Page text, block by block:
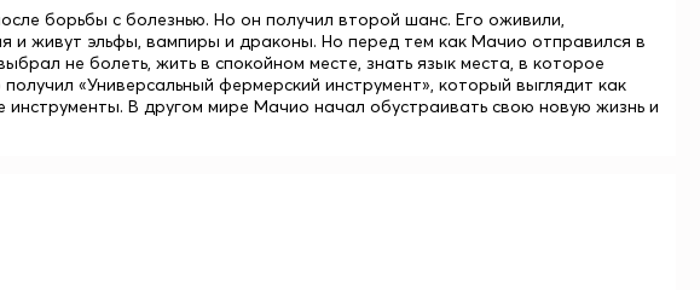
борьбы с болезнью. Но он получил второй шанс. Его оживили,
и живут эльфы, вампиры и драконы. Но перед тем как Мачио отправился в
не болеть, жить в спокойном месте, знать язык места, в которое
«Универсальный фермерский инструмент», который выглядит как
В другом мире Мачио начал обустраивать свою новую жизнь и